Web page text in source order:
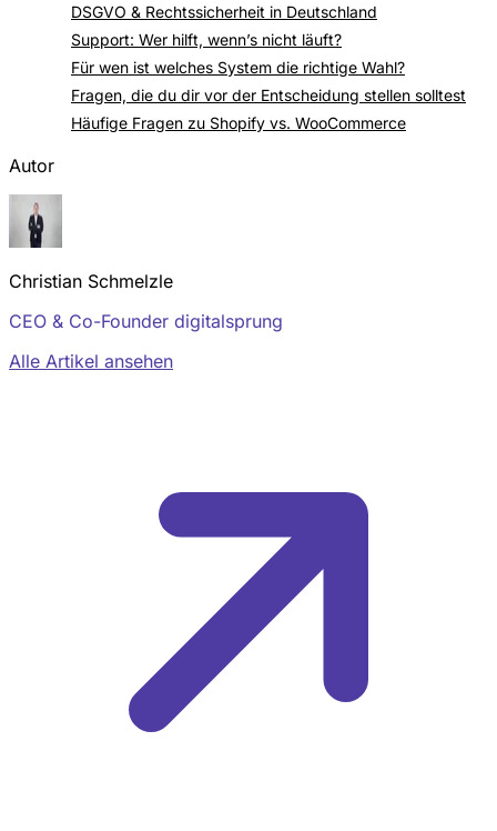
DSGVO & Rechtssicherheit in Deutschland
Support: Wer hilft, wenn’s nicht läuft?
Für wen ist welches System die richtige Wahl?
Fragen, die du dir vor der Entscheidung stellen solltest
Häufige Fragen zu Shopify vs. WooCommerce
Autor
Christian Schmelzle
CEO & Co-Founder digitalsprung
Alle Artikel ansehen